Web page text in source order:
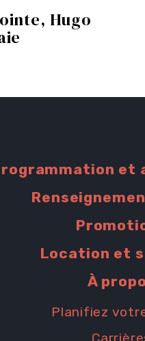
Hugo
et
Location et
À
Planifiez